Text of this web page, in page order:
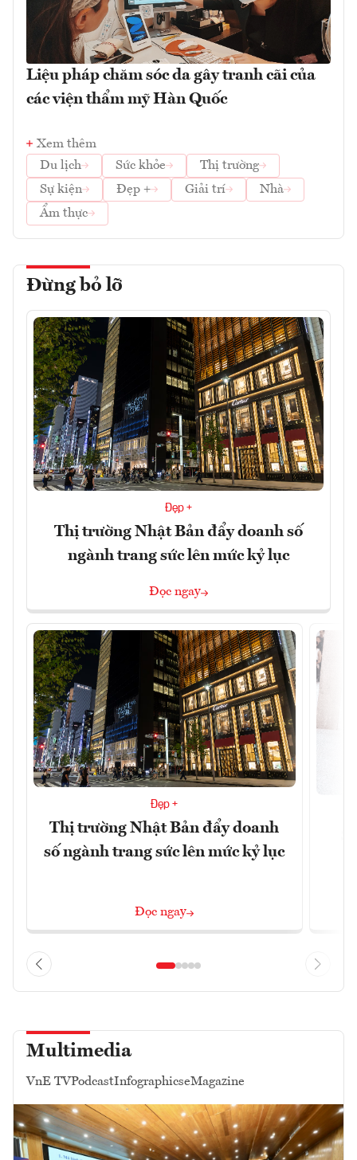
Liệu pháp chăm sóc da gây tranh cãi của
các viện thẩm mỹ Hàn Quốc
Xem thêm
Du lịch
Sức khỏe
Thị trường
Sự kiện
Đẹp + Giải trí
Nhà
Ẩm thực
Đừng bỏ lỡ
Đẹp +
Thị trường Nhật Bản đẩy doanh số
ngành trang sức lên mức kỷ lục
Đọc ngay
Đẹp +
Thị trường Nhật Bản đẩy doanh
số ngành trang sức lên mức kỷ lục
Đọc ngay
Multimedia
VnE TVPodcastInfographicseMagazine